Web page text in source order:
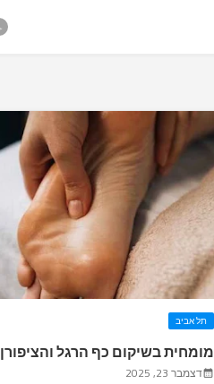
תל אביב
מומחית בשיקום כף הרגל והציפורן
דצמבר 23, 2025